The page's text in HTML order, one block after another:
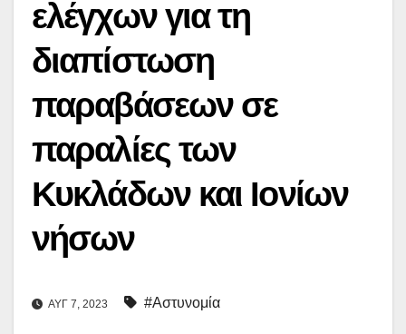
ελέγχων για τη
διαπίστωση
παραβάσεων σε
παραλίες των
Κυκλάδων και Ιονίων
νήσων
ΑΥΓ 7, 2023 #Αστυνομία